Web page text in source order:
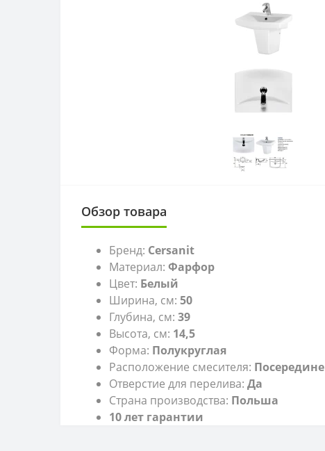
Обзор товара
Бренд: Cersanit
Материал: Фарфор
Цвет: Белый
Ширина, см: 50
Глубина, см: 39
Высота, см: 14,5
Форма: Полукруглая
Расположение смесителя: Посередине
Отверстие для перелива: Да
Страна производства: Польша
10 лет гарантии